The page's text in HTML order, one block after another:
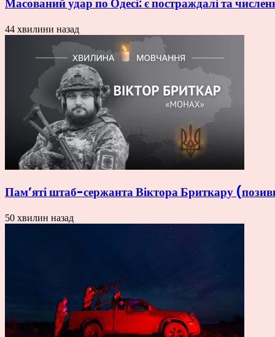
Масований удар по Одесі: є постраждалі та
44 хвилини назад
Пам’яті штаб-сержанта Віктора Бриткару
50 хвилин назад